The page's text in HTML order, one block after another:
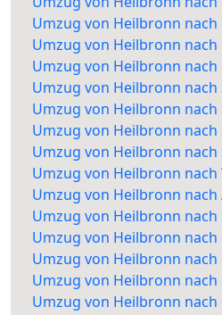
Umzug von Heilbronn
Umzug von Heilbronn
Umzug von Heilbronn
Umzug von Heilbronn nach
Umzug von Heilbronn
Umzug von Heilbronn nach
Umzug von Heilbronn
Umzug von Heilbronn nach
Umzug von Heilbronn
Umzug von Heilbronn nach
Umzug von Heilbronn
Umzug von Heilbronn
Umzug von Heilbronn nach
Umzug von Heilbronn